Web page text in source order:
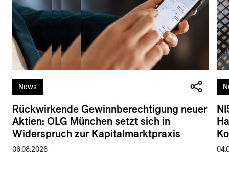
News
Rückwirkende Gewinnberechtigung neuer
Aktien: OLG München setzt sich in
Widerspruch zur Kapitalmarktpraxis
06.08.2026